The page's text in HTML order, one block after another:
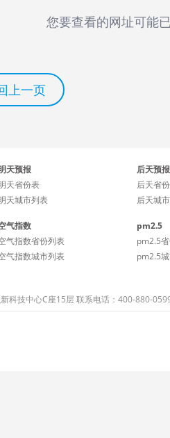
您要查看的网址可能
上一页
天预报
天省份表
天城市列表
后天预报
后天省
后天城
气指数
气指数省份列表
气指数城市列表
pm2.5
pm2.5
pm2.5
科技中心C座15层 联系电话：400-880-